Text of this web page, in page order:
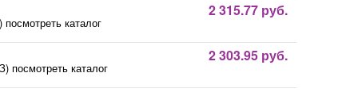
каталог
2 315.77 руб.
посмотреть каталог
2 303.95 руб.